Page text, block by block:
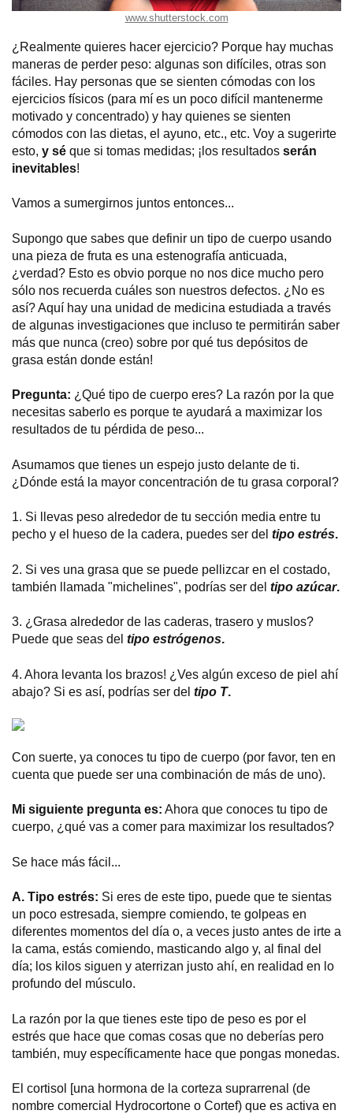
www.shutterstock.com
¿Realmente quieres hacer ejercicio? Porque hay muchas
maneras de perder peso: algunas son difíciles, otras son
fáciles. Hay personas que se sienten cómodas con los
ejercicios físicos (para mí es un poco difícil mantenerme
motivado y concentrado) y hay quienes se sienten
cómodos con las dietas, el ayuno, etc., etc. Voy a sugerirte
esto, y sé que si tomas medidas; ¡los resultados serán
inevitables!
Vamos a sumergirnos juntos entonces...
Supongo que sabes que definir un tipo de cuerpo usando
una pieza de fruta es una estenografía anticuada,
¿verdad? Esto es obvio porque no nos dice mucho pero
sólo nos recuerda cuáles son nuestros defectos. ¿No es
así? Aquí hay una unidad de medicina estudiada a través
de algunas investigaciones que incluso te permitirán saber
más que nunca (creo) sobre por qué tus depósitos de
grasa están donde están!
Pregunta: ¿Qué tipo de cuerpo eres? La razón por la que
necesitas saberlo es porque te ayudará a maximizar los
resultados de tu pérdida de peso...
Asumamos que tienes un espejo justo delante de ti.
¿Dónde está la mayor concentración de tu grasa corporal?
1. Si llevas peso alrededor de tu sección media entre tu
pecho y el hueso de la cadera, puedes ser del tipo estrés.
2. Si ves una grasa que se puede pellizcar en el costado,
también llamada "michelines", podrías ser del tipo azúcar.
3. ¿Grasa alrededor de las caderas, trasero y muslos?
Puede que seas del tipo estrógenos.
4. Ahora levanta los brazos! ¿Ves algún exceso de piel ahí
abajo? Si es así, podrías ser del tipo T.
Con suerte, ya conoces tu tipo de cuerpo (por favor, ten en
cuenta que puede ser una combinación de más de uno).
Mi siguiente pregunta es: Ahora que conoces tu tipo de
cuerpo, ¿qué vas a comer para maximizar los resultados?
Se hace más fácil...
A. Tipo estrés: Si eres de este tipo, puede que te sientas
un poco estresada, siempre comiendo, te golpeas en
diferentes momentos del día o, a veces justo antes de irte a
la cama, estás comiendo, masticando algo y, al final del
día; los kilos siguen y aterrizan justo ahí, en realidad en lo
profundo del músculo.
La razón por la que tienes este tipo de peso es por el
estrés que hace que comas cosas que no deberías pero
también, muy específicamente hace que pongas monedas.
El cortisol [una hormona de la corteza suprarrenal (de
nombre comercial Hydrocortone o Cortef) que es activa en